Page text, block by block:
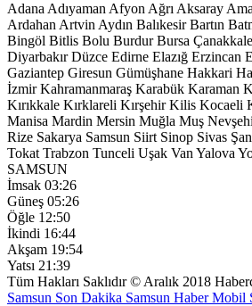
Adana Adıyaman Afyon Ağrı Aksaray
Ardahan Artvin Aydın Balıkesir Bartın
Bingöl Bitlis Bolu Burdur Bursa Çanakkale
Diyarbakır Düzce Edirne Elazığ Erzincan
Gaziantep Giresun Gümüşhane Hakkari
İzmir Kahramanmaraş Karabük Karaman
Kırıkkale Kırklareli Kırşehir Kilis Kocaeli
Manisa Mardin Mersin Muğla Muş
Rize Sakarya Samsun Siirt Sinop Sivas
Tokat Trabzon Tunceli Uşak Van Yalova
SAMSUN
İmsak 03:26
Güneş 05:26
Öğle 12:50
İkindi 16:44
Akşam 19:54
Yatsı 21:39
Tüm Hakları Saklıdır © Aralık 2018
Samsun Son Dakika Samsun HaberMobil